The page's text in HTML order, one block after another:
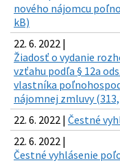
nového nájomcu
kB)
22. 6. 2022 |
Žiadosť o vydanie
vzťahu podľa § 12a
vlastníka
nájomnej zmluvy
22. 6. 2022 | Čestné
22. 6. 2022 |
Čestné vyhlásenie